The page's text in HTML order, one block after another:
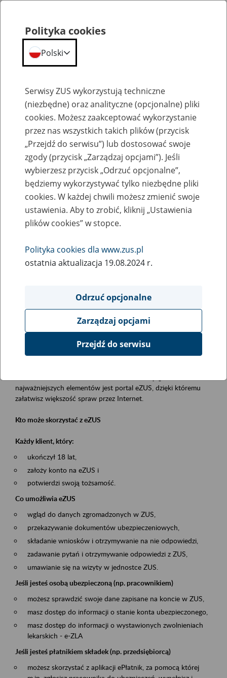
Szkolenia
Zaproś ZUS do siebie - zakładanie profili
eZUS w siedzibie Twojej firmy
Rodzaj wydarzenia
Szkolenia
Obszar merytoryczny
obsługa klientów
Opis wydarzenia
Platforma Usług Elektronicznych eZUS
najważniejszych elementów jest portal eZUS, dzięki któremu
załatwisz większość spraw przez Internet.
Kto może skorzystać z eZUS
Każdy klient, który:
ukończył 18 lat,
założy konto na eZUS i
potwierdzi swoją tożsamość.
Co umożliwia eZUS
wgląd do danych zgromadzonych w ZUS,
przekazywanie dokumentów ubezpieczeniowych,
składanie wniosków i otrzymywanie na nie odpowiedzi,
zadawanie pytań i otrzymywanie odpowiedzi z ZUS,
umawianie się na wizyty w jednostce ZUS.
Jeśli jesteś osobą ubezpieczoną (np. pracownikiem)
możesz sprawdzić swoje dane zapisane na koncie w ZUS,
masz dostęp do informacji o stanie konta ubezpieczonego,
masz dostęp do informacji o wystawionych zwolnieniach
lekarskich - e-ZLA
Jeśli jesteś płatnikiem składek (np. przedsiębiorcą)
możesz skorzystać z aplikacji ePłatnik, za pomocą której
Polityka cookies
Polski
Serwisy ZUS wykorzystują techniczne
(niezbędne) oraz analityczne (opcjonalne) pliki
cookies. Możesz zaakceptować wykorzystanie
przez nas wszystkich takich plików (przycisk
„Przejdź do serwisu”) lub dostosować swoje
zgody (przycisk „Zarządzaj opcjami”). Jeśli
wybierzesz przycisk „Odrzuć opcjonalne”,
będziemy wykorzystywać tylko niezbędne pliki
cookies. W każdej chwili możesz zmienić swoje
ustawienia. Aby to zrobić, kliknij „Ustawienia
plików cookies” w stopce.
Polityka cookies dla www.zus.pl
ostatnia aktualizacja 19.08.2024 r.
Odrzuć opcjonalne
Zarządzaj opcjami
Przejdź do serwisu